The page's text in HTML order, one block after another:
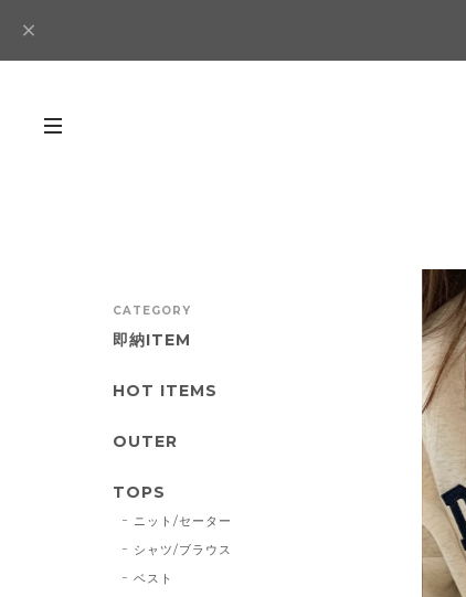
CATEGORY
即納ITEM
HOT ITEMS
OUTER
TOPS
ニット/セーター
シャツ/ブラウス
ベスト